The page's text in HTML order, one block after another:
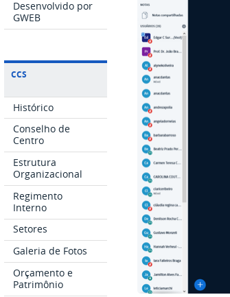
Desenvolvido por
GWEB
CCS
Histórico
Conselho de
Centro
Estrutura
Organizacional
Regimento
Interno
Setores
Galeria de Fotos
Orçamento e
Patrimônio